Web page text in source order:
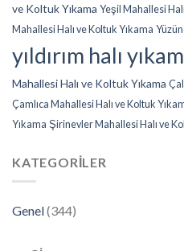
ve Koltuk Yıkama Yeşil Mahallesi
Mahallesi Halı ve Koltuk Yıkama
yıldırım halı
Mahallesi Halı ve Koltuk Yıkama
Çamlıca Mahallesi Halı ve Koltuk
Yıkama Şirinevler Mahallesi Halı ve
KATEGORILER
Genel(344)